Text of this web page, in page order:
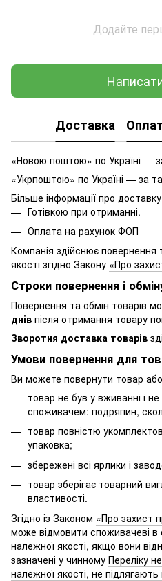
Додайте
Доставка
«Новою поштою» по Україні —
«Укрпоштою» по Україні — за
Більше інформації про доставку
Готівкою при отриманні.
Оплата на рахунок ФОП
Компанія здійснює повернення
якості згідно Закону «Про
Строки повернення і
Повернення та обмін товарів
днів після отримання товару
Зворотня доставка товарів
Умови повернення для
Ви можете повернути товар
товар не був у вживанні і
споживачем: подряпин,
товар повністю
упаковка;
збережені всі ярлики і
товар зберігає товарний
властивості.
Згідно із Законом «Про захист
може відмовити споживачеві в
належної якості, якщо вони
зазначені у чинному Переліку
належної якості, не